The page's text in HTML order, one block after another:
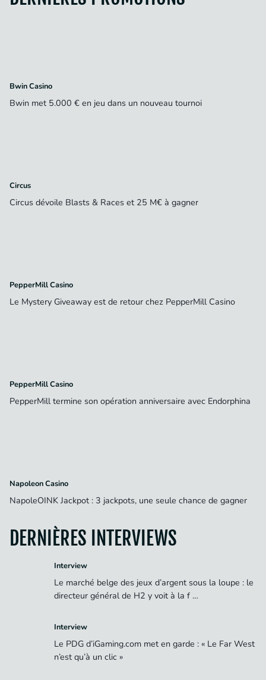
Bwin Casino
Bwin met 5.000 € en jeu dans un nouveau tournoi
Circus
Circus dévoile Blasts & Races et 25 M€ à gagner
PepperMill Casino
Le Mystery Giveaway est de retour chez PepperMill Casino
PepperMill Casino
PepperMill termine son opération anniversaire avec Endorphina
Napoleon Casino
NapoleOINK Jackpot : 3 jackpots, une seule chance de gagner
DERNIÈRES INTERVIEWS
Interview
Le marché belge des jeux d’argent sous la loupe : le
directeur général de H2 y voit à la f …
Interview
Le PDG d’iGaming.com met en garde : « Le Far West
n’est qu’à un clic »